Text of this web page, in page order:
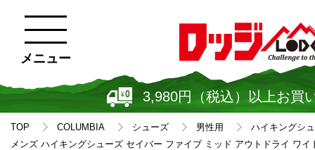
3,980円（税込）以上お買
メニュー
TOP COLUMBIA シューズ 男性用
ハイキングシ
メンズ ハイキングシューズ セイバー ファイブ ミッド アウトドライ ワイ